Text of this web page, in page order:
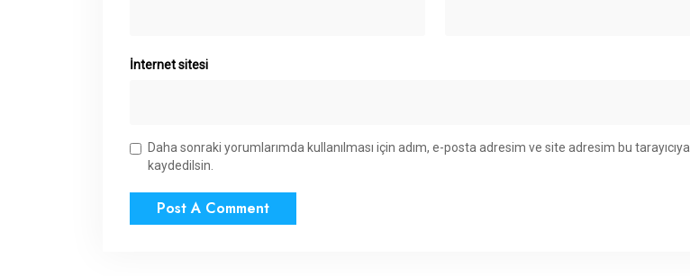
İnternet sitesi
Daha sonraki yorumlarımda kullanılması için adım, e-posta adresim ve site adresim bu tarayıcıya
kaydedilsin.